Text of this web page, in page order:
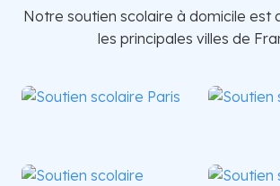
Notre soutien scolaire à domicile est
les principales villes de